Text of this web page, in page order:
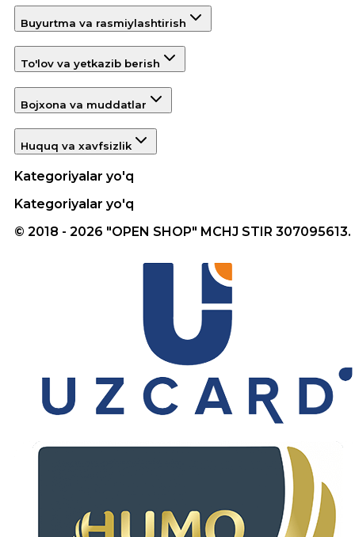
Buyurtma va rasmiylashtirish
To'lov va yetkazib berish
Bojxona va muddatlar
Huquq va xavfsizlik
Kategoriyalar yo'q
Kategoriyalar yo'q
© 2018 - 2026 "OPEN SHOP" MCHJ STIR 307095613.